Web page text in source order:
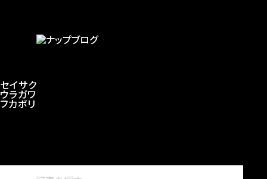
セイサク
ウラガワ
フカボリ